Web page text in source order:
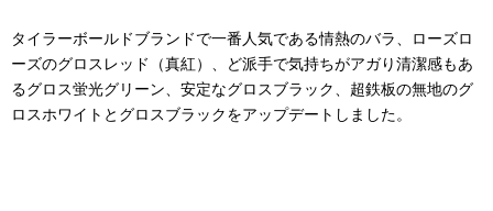
タイラーボールドブランドで一番人気である情熱のバラ、ローズロ
ーズのグロスレッド（真紅）、ど派手で気持ちがアガり清潔感もあ
るグロス蛍光グリーン、安定なグロスブラック、超鉄板の無地のグ
ロスホワイトとグロスブラックをアップデートしました。